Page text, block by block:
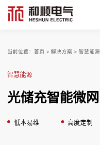
当前位置： 首页 > 解决方案 > 智慧能源
智慧能源
光储充智能微网
低本易维 高度定制